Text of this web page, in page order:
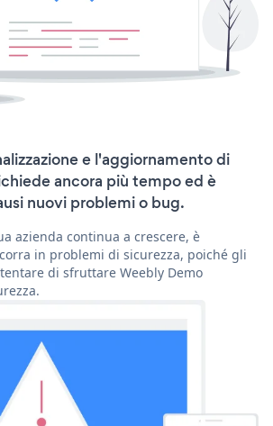
e l'aggiornamento di
ancora più tempo ed è
nuovi problemi o bug.
azienda continua a crescere, è
in problemi di sicurezza, poiché gli
di sfruttare Weebly Demo